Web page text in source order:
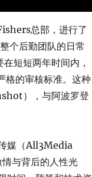
总部，进行了
个后勤团队的日常
短短两年时间内，
格的审核标准。这种
），与阿波罗登
媒（All3Media
与背后的人性光